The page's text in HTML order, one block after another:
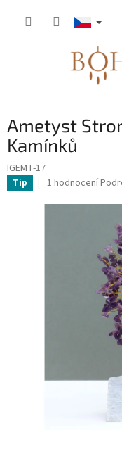
Ametyst
Kamínků
IGEMT-17
Tip
Průměrné
produktu
1 hodnocení